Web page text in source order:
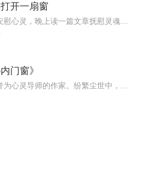
开一扇窗
门窗》